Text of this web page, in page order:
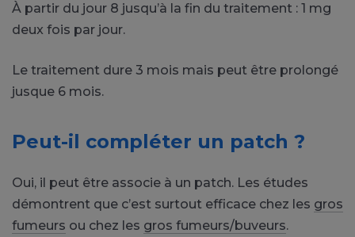
À partir du jour 8 jusqu’à la fin du traitement : 1 mg
deux fois par jour.
Le traitement dure 3 mois mais peut être prolongé
jusque 6 mois.
Peut-il compléter un patch ?
Oui, il peut être associe à un patch. Les études
démontrent que c’est surtout efficace chez les gros
fumeurs ou chez les gros fumeurs/buveurs.